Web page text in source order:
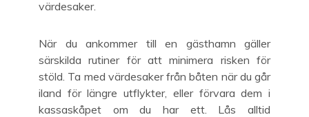
värdesaker.
När du ankommer till en gästhamn gäller
särskilda rutiner för att minimera risken för
stöld. Ta med värdesaker från båten när du går
iland för längre utflykter, eller förvara dem i
kassaskåpet om du har ett. Lås alltid